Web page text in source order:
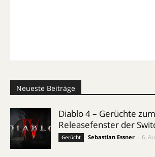
Neueste Beiträge
Diablo 4 – Gerüchte zum
Releasefenster der
Gerücht Sebastian Essner 6.